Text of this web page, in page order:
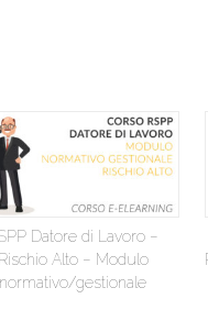
Datore di Lavoro –
Rischio Alto – Modulo
normativo/gestionale